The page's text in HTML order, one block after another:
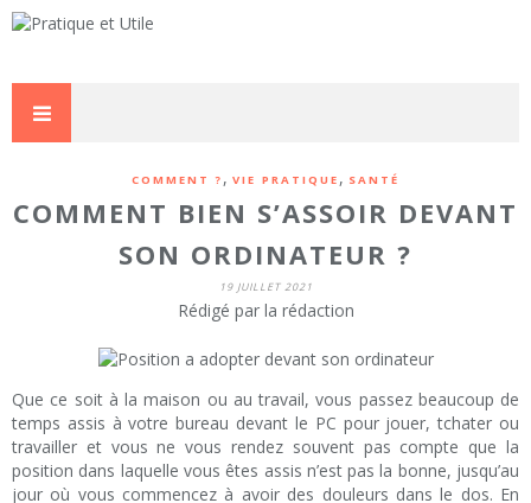
COMMENT ? , VIE PRATIQUE , SANTÉ
COMMENT BIEN S’ASSOIR DEVANT
SON ORDINATEUR ?
19 JUILLET 2021
Rédigé par la rédaction
Que ce soit à la maison ou au travail, vous passez beaucoup de
temps assis à votre bureau devant le PC pour jouer, tchater ou
travailler et vous ne vous rendez souvent pas compte que la
position dans laquelle vous êtes assis n’est pas la bonne, jusqu’au
jour où vous commencez à avoir des douleurs dans le dos. En